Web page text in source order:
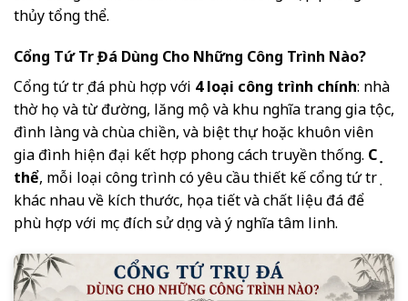
thủy tổng thể.
Cổng Tứ Trụ Đá Dùng Cho Những Công Trình Nào?
Cổng tứ trụ đá phù hợp với 4 loại công trình chính: nhà
thờ họ và từ đường, lăng mộ và khu nghĩa trang gia tộc,
đình làng và chùa chiền, và biệt thự hoặc khuôn viên
gia đình hiện đại kết hợp phong cách truyền thống. Cụ
thể, mỗi loại công trình có yêu cầu thiết kế cổng tứ trụ
khác nhau về kích thước, họa tiết và chất liệu đá để
phù hợp với mục đích sử dụng và ý nghĩa tâm linh.